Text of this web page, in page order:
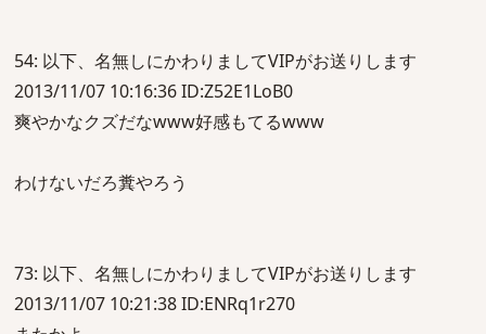
54: 以下、名無しにかわりましてVIPがお送りします
2013/11/07 10:16:36 ID:Z52E1LoB0
爽やかなクズだなwww好感もてるwww
わけないだろ糞やろう
73: 以下、名無しにかわりましてVIPがお送りします
2013/11/07 10:21:38 ID:ENRq1r270